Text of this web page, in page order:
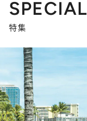
SPECIAL
特集